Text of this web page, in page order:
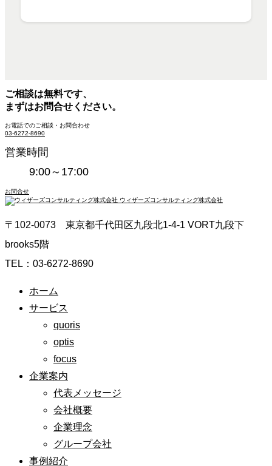
ご相談は無料です、
まずはお問合せください。
お電話でのご相談・お問合わせ
03-6272-8690
営業時間
9:00～17:00
お問合せ
ウィザーズコンサルティング株式会社
〒102-0073 東京都千代田区九段北1-4-1 VORT九段下
brooks5階
TEL：03-6272-8690
ホーム
サービス
quoris
optis
focus
企業案内
代表メッセージ
会社概要
企業理念
グループ会社
事例紹介